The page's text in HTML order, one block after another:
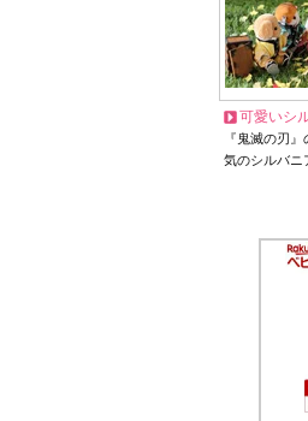
可愛いシ
『鬼滅の刃
気のシルバニ